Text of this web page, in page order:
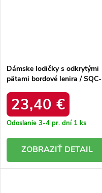
Dámske lodičky s odkrytými
pätami bordové lenira / SQC-
23,40 €
Odoslanie 3-4 pr. dní 1 ks
DETAIL